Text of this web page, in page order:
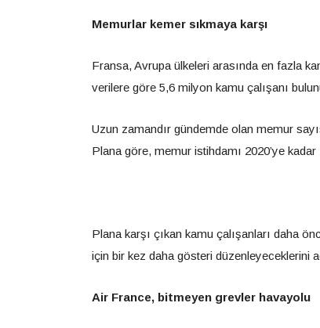
Memurlar kemer sıkmaya karşı
Fransa, Avrupa ülkeleri arasında en fazla
verilere göre 5,6 milyon kamu çalışanı
Uzun zamandır gündemde olan memur
Plana göre, memur istihdamı 2020’ye
Plana karşı çıkan kamu çalışanları daha
için bir kez daha gösteri düzenleyeceklerini
Air France, bitmeyen grevler havayolu